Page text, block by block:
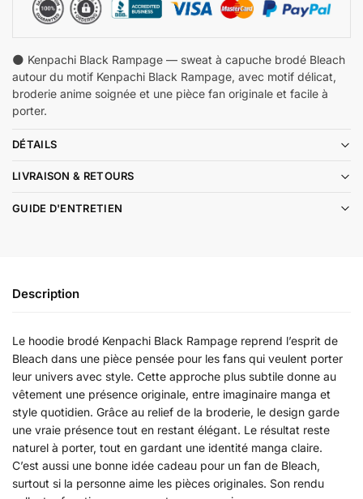
🌑 Kenpachi Black Rampage — sweat à capuche brodé Bleach
autour du motif Kenpachi Black Rampage, avec motif délicat,
broderie anime soignée et une pièce fan originale et facile à
porter.
DÉTAILS
LIVRAISON & RETOURS
GUIDE D'ENTRETIEN
Description
Le hoodie brodé Kenpachi Black Rampage reprend l’esprit de
Bleach dans une pièce pensée pour les fans qui veulent porter
leur univers avec style. Cette approche plus subtile donne au
vêtement une présence originale, entre imaginaire manga et
style quotidien. Grâce au relief de la broderie, le design garde
une vraie présence tout en restant élégant. Le résultat reste
naturel à porter, tout en gardant une identité manga claire.
C’est aussi une bonne idée cadeau pour un fan de Bleach,
surtout si la personne aime les pièces originales. Son rendu